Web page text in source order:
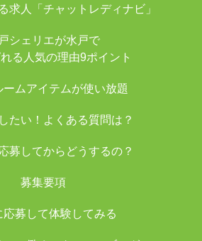
求人「チャットレディナビ」
シェリエが水戸で
る人気の理由9ポイント
ームアイテムが使い放題
たい！よくある質問は？
募してからどうするの？
募集要項
応募して体験してみる